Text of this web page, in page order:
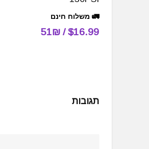
🚛 משלוח חינם
$16.99 / 51₪
תגובות